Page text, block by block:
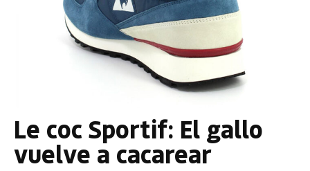
Le coc Sportif: El gallo
vuelve a cacarear